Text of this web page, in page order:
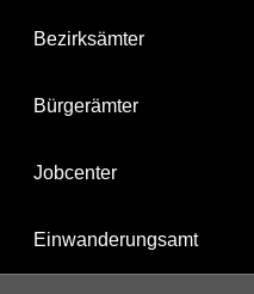
Bezirksämter
Bürgerämter
Jobcenter
Einwanderungsamt